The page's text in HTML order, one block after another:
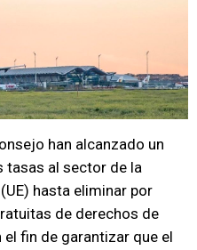
han alcanzado un
tasas al sector de la
hasta eliminar por
de derechos de
fin de garantizar que el